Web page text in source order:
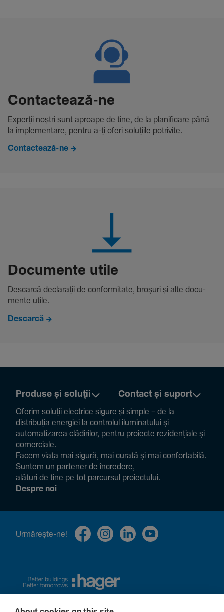
Contac­tează-ne
Experții noștri sunt aproape de tine, de la plani­fi­care până
la imple­men­tare, pentru a-ți oferi solu­țiile potri­vite.
Contactează-ne
Docu­mente utile
Descarcă decla­rații de conformitate, broșuri și alte docu­
mente utile.
Descarcă
Produse și soluții Contact și suport
Oferim soluții electrice sigure și simple – de la
distribuția energiei la controlul ilumi­na­tului și
auto­ma­ti­zarea clădi­rilor, pentru proiecte rezi­den­țiale și
comer­ciale.
Facem viața mai sigură, mai curată și mai confor­ta­bilă.
Suntem un partener de încre­dere,
alături de tine pe tot parcursul proiec­tului.
Despre noi
Urmă­rește-ne!